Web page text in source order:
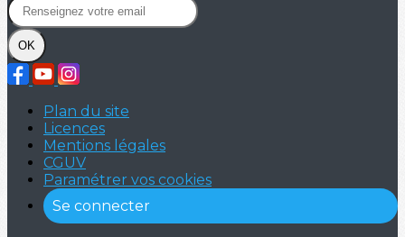
OK
Plan du site
Licences
Mentions légales
CGUV
Paramétrer vos cookies
Se connecter